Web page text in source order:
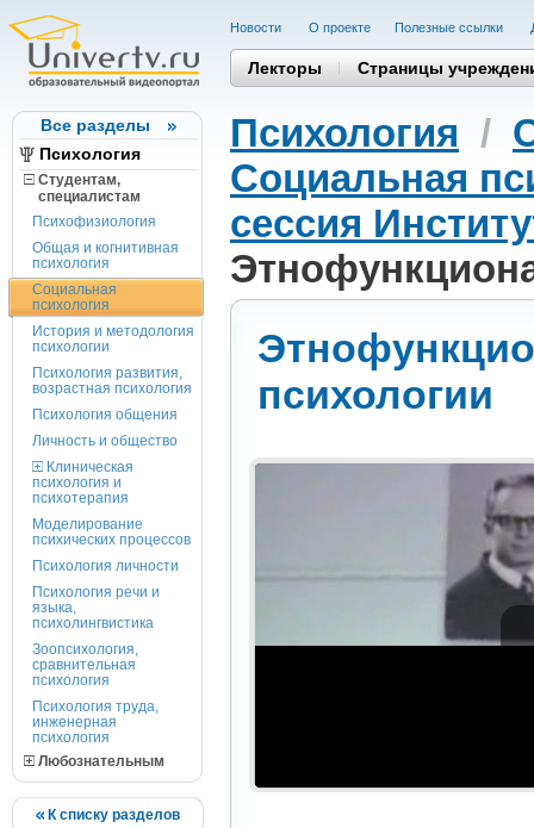
Все разделы
Психология
Студентам,
cпециалистам
Психофизиология
Общая и когнитивная
психология
Социальная
психология
История и методология
психологии
Психология развития,
возрастная психология
Психология общения
Личность и общество
Клиническая
психология и
психотерапия
Моделирование
психических процессов
Психология личности
Психология речи и
языка,
психолингвистика
Зоопсихология,
сравнительная
психология
Психология труда,
инженерная
психология
Любознательным
К списку разделов
Новости О проекте Полезные cсылки
Лекторы Страницы
Психология /
Социальная
сессия
психологии